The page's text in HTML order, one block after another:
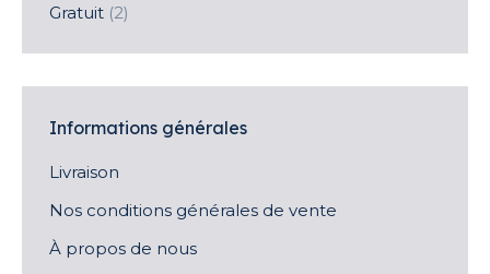
Gratuit (2)
Informations générales
Livraison
Nos conditions générales de vente
À propos de nous